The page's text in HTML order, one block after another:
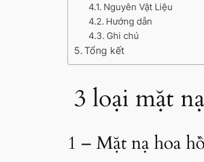
Nguyên Vật Liệu
Hướng dẫn
Ghi chú
Tổng kết
3 loại mặt
1 – Mặt nạ hoa